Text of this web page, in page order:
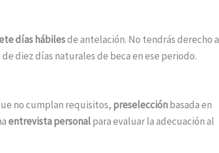
días hábilesde antelación. No tendrás derecho a
diez días naturales de beca en ese periodo.
no cumplan requisitos, preselecciónbasada en
entrevista personalpara evaluar la adecuación al